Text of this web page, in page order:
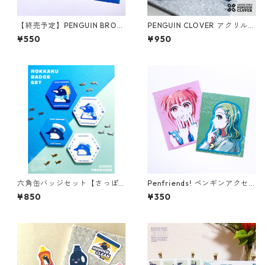
【終売予定】PENGUIN BROT
HERS のぞきこみペンギンふせ
ん
¥550
PENGUIN CLOVER アクリルキ
ーホルダー
¥950
六角缶バッジセット【さっぽ
ろペンバザ&ウェブショップ限
定】
¥850
Penfriends! ペンギンアクセ×
女の子ステッカー
¥350